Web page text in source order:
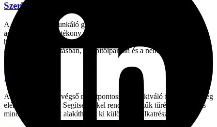
Szerkezetmegmunkáló gépek
A szerkezetmegmunkáló gépek nagy méretű munkadarabok és
acélszerkezetek hatékony megmunkálására készültek. Ezek a
berendezések különösen fontos szerepet töltenek be az
acélszerkezet-gyártásban, az építőiparban és a nehézipari
alkalmazásokban.
Köszörűgépek
A köszörűgépek a végső méretpontosság és a kiváló felületi minőség
elérését szolgálják. Segítségükkel rendkívül szűk tűrések és magas
minőségű felületek alakíthatók ki különböző alkatrészeken.